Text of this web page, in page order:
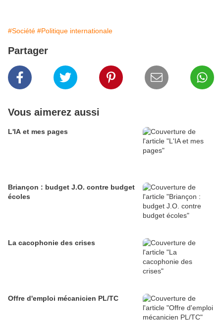
#Société #Politique internationale
Partager
Vous aimerez aussi
L'IA et mes pages
Briançon : budget J.O. contre budget
écoles
La cacophonie des crises
Offre d'emploi mécanicien PL/TC